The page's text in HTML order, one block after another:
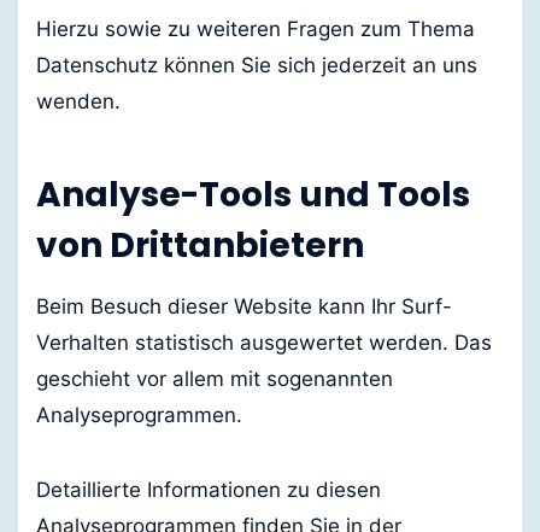
Hierzu sowie zu weiteren Fragen zum Thema
Datenschutz können Sie sich jederzeit an uns
wenden.
Analyse-Tools und Tools
von Dritt­anbietern
Beim Besuch dieser Website kann Ihr Surf-
Verhalten statistisch ausgewertet werden. Das
geschieht vor allem mit sogenannten
Analyseprogrammen.
Detaillierte Informationen zu diesen
Analyseprogrammen finden Sie in der